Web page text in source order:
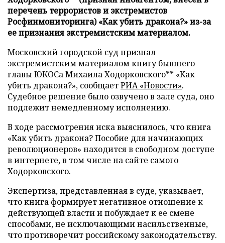
перечень террористов и экстремистов
Росфинмониторинга) «Как убить дракона?» из-за
ее признания экстремистским материалом.
Московский городской суд признал
экстремистским материалом книгу бывшего
главы ЮКОСа Михаила Ходорковского** «Как
убить дракона?», сообщаетРИА «Новости».
Судебное решение было озвучено в зале суда, оно
подлежит немедленному исполнению.
В ходе рассмотрения иска выяснилось, что книга
«Как убить дракона? Пособие для начинающих
революционеров» находится в свободном доступе
в интернете, в том числе на сайте самого
Ходорковского.
Экспертиза, представленная в суде, указывает,
что книга формирует негативное отношение к
действующей власти и побуждает к ее смене
способами, не исключающими насильственные,
что противоречит российскому законодательству.